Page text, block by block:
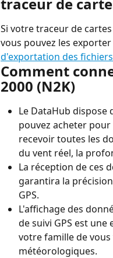
Si votre traceur de
vous pouvez les
d'exportation des
Comment
2000 (N2K)
Le DataHub dispose
pouvez acheter
recevoir toutes les
du vent réel, la
La réception de ces
garantira la
GPS.
L'affichage des
de suivi GPS est
votre famille de
météorologiques.